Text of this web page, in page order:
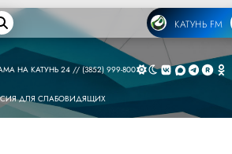
КАТУНЬ FM
НА КАТУНЬ 24 // (3852) 999-800
ДЛЯ СЛАБОВИДЯЩИХ